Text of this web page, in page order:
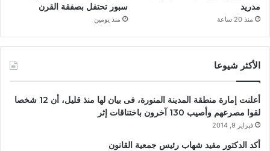
مدريد
منذ 20 ساعة
سبور تحتفل بصفقة القرن
منذ يومين
الأكثر شيوعا
أعلنت إمارة منطقة المدينة المنورة، فى بيان لها منذ قليل، أن 12 شخصا
لقوا مصرعهم وأصيب 130 آخرون باختناقات إثر
فبراير 9, 2014
أكد الدكتور مفيد شهاب رئيس جمعية القانون